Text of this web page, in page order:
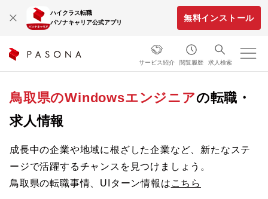
ハイクラス転職
パソナキャリア公式アプリ
無料インストール
サービス紹介 閲覧履歴 求人検索
鳥取県のWindowsエンジニアの転職・
求人情報
成長中の企業や地域に根ざした企業など、新たなステ
ージで活躍するチャンスを見つけましょう。
鳥取県の転職事情、UIターン情報は こちら